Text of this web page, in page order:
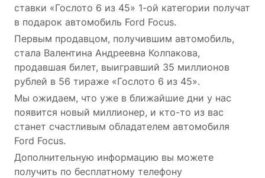
ставки «Гослото 6 из 45» 1-ой категории получат
в подарок автомобиль Ford Focus.
Первым продавцом, получившим автомобиль,
стала Валентина Андреевна Колпакова,
продавшая билет, выигравший 35 миллионов
рублей в 56 тираже «Гослото 6 из 45».
Мы ожидаем, что уже в ближайшие дни у нас
появится новый миллионер, и кто-то из вас
станет счастливым обладателем автомобиля
Ford Focus.
Дополнительную информацию вы можете
получить по бесплатному телефону